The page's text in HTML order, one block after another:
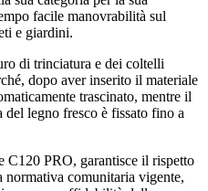
facile manovrabilità sul
e giardini.
di trinciatura e dei coltelli
dopo aver inserito il materiale
trascinato, mentre il
del legno fresco è fissato fino a
C120 PRO, garantisce il rispetto
comunitaria vigente,